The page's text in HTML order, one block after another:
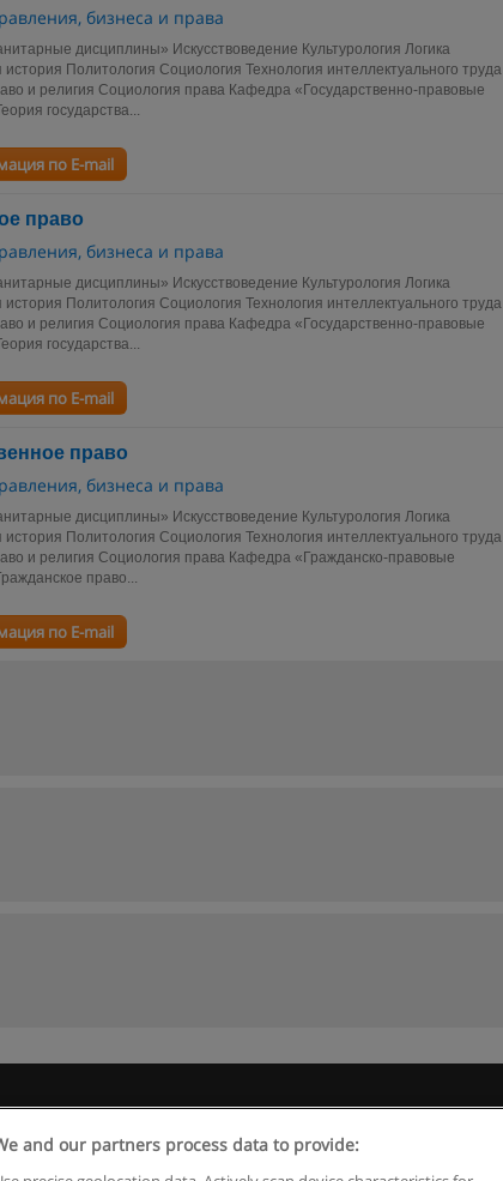
бизнеса и права
дисциплины» Искусствоведение Культурология Логика
Политология Социология Технология интеллектуального труда
и религия Социология права Кафедра «Государственно-правовые
государства...
по E-mail
право
бизнеса и права
дисциплины» Искусствоведение Культурология Логика
Политология Социология Технология интеллектуального труда
и религия Социология права Кафедра «Государственно-правовые
государства...
по E-mail
право
бизнеса и права
дисциплины» Искусствоведение Культурология Логика
Политология Социология Технология интеллектуального труда
и религия Социология права Кафедра «Гражданско-правовые
право...
по E-mail
and our partners process data to provide: